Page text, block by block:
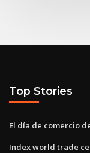
Top Stories
El día de comercio
Index world trade